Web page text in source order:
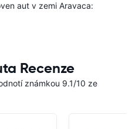
aut v zemi Aravaca:
Recenze
známkou 9.1/10 ze